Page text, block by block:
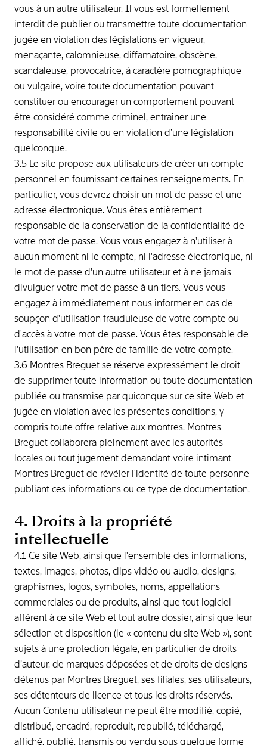
vous à un autre utilisateur. Il vous est formellement
interdit de publier ou transmettre toute documentation
jugée en violation des législations en vigueur,
menaçante, calomnieuse, diffamatoire, obscène,
scandaleuse, provocatrice, à caractère pornographique
ou vulgaire, voire toute documentation pouvant
constituer ou encourager un comportement pouvant
être considéré comme criminel, entraîner une
responsabilité civile ou en violation d’une législation
quelconque.
3.5 Le site propose aux utilisateurs de créer un compte
personnel en fournissant certaines renseignements. En
particulier, vous devrez choisir un mot de passe et une
adresse électronique. Vous êtes entièrement
responsable de la conservation de la confidentialité de
votre mot de passe. Vous vous engagez à n'utiliser à
aucun moment ni le compte, ni l'adresse électronique, ni
le mot de passe d'un autre utilisateur et à ne jamais
divulguer votre mot de passe à un tiers. Vous vous
engagez à immédiatement nous informer en cas de
soupçon d'utilisation frauduleuse de votre compte ou
d'accès à votre mot de passe. Vous êtes responsable de
l'utilisation en bon père de famille de votre compte.
3.6 Montres Breguet se réserve expressément le droit
de supprimer toute information ou toute documentation
publiée ou transmise par quiconque sur ce site Web et
jugée en violation avec les présentes conditions, y
compris toute offre relative aux montres. Montres
Breguet collaborera pleinement avec les autorités
locales ou tout jugement demandant voire intimant
Montres Breguet de révéler l'identité de toute personne
publiant ces informations ou ce type de documentation.
4. Droits à la propriété
intellectuelle
4.1 Ce site Web, ainsi que l'ensemble des informations,
textes, images, photos, clips vidéo ou audio, designs,
graphismes, logos, symboles, noms, appellations
commerciales ou de produits, ainsi que tout logiciel
afférent à ce site Web et tout autre dossier, ainsi que leur
sélection et disposition (le « contenu du site Web »), sont
sujets à une protection légale, en particulier de droits
d’auteur, de marques déposées et de droits de designs
détenus par Montres Breguet, ses filiales, ses utilisateurs,
ses détenteurs de licence et tous les droits réservés.
Aucun Contenu utilisateur ne peut être modifié, copié,
distribué, encadré, reproduit, republié, téléchargé,
affiché, publié, transmis ou vendu sous quelque forme